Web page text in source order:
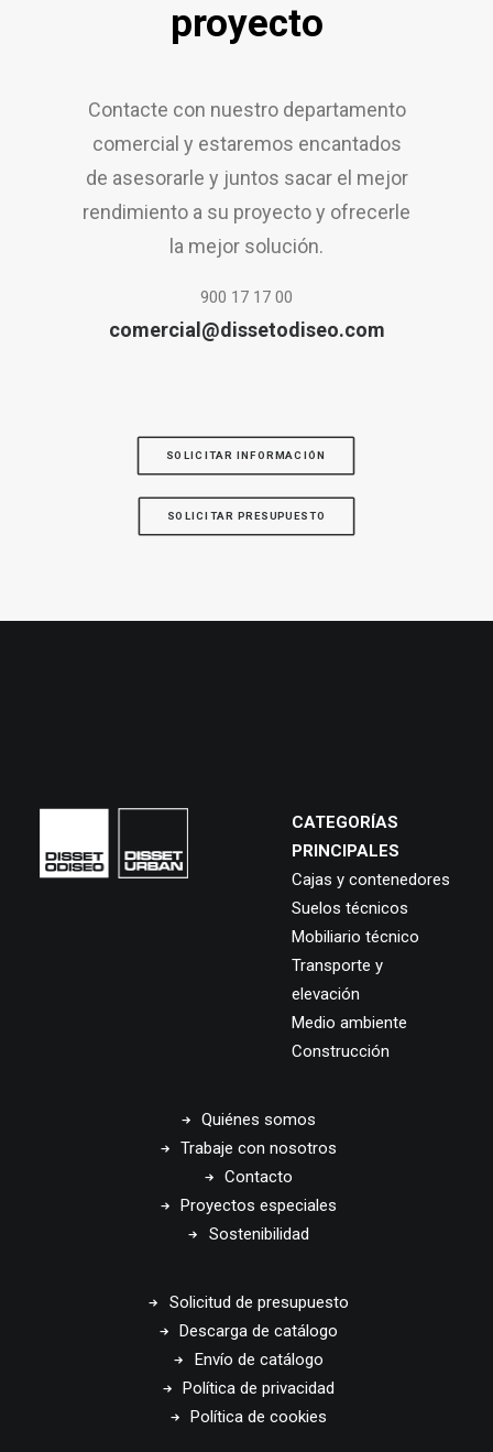
proyecto
Contacte con nuestro departamento
comercial y estaremos encantados
de asesorarle y juntos sacar el mejor
rendimiento a su proyecto y ofrecerle
la mejor solución.
900 17 17 00
comercial@dissetodiseo.com
SOLICITAR INFORMACIÓN
SOLICITAR PRESUPUESTO
CATEGORÍAS
PRINCIPALES
Cajas y contenedores
Suelos técnicos
Mobiliario técnico
Transporte y
elevación
Medio ambiente
Construcción
Quiénes somos
Trabaje con nosotros
Contacto
Proyectos especiales
Sostenibilidad
Solicitud de presupuesto
Descarga de catálogo
Envío de catálogo
Política de privacidad
Política de cookies